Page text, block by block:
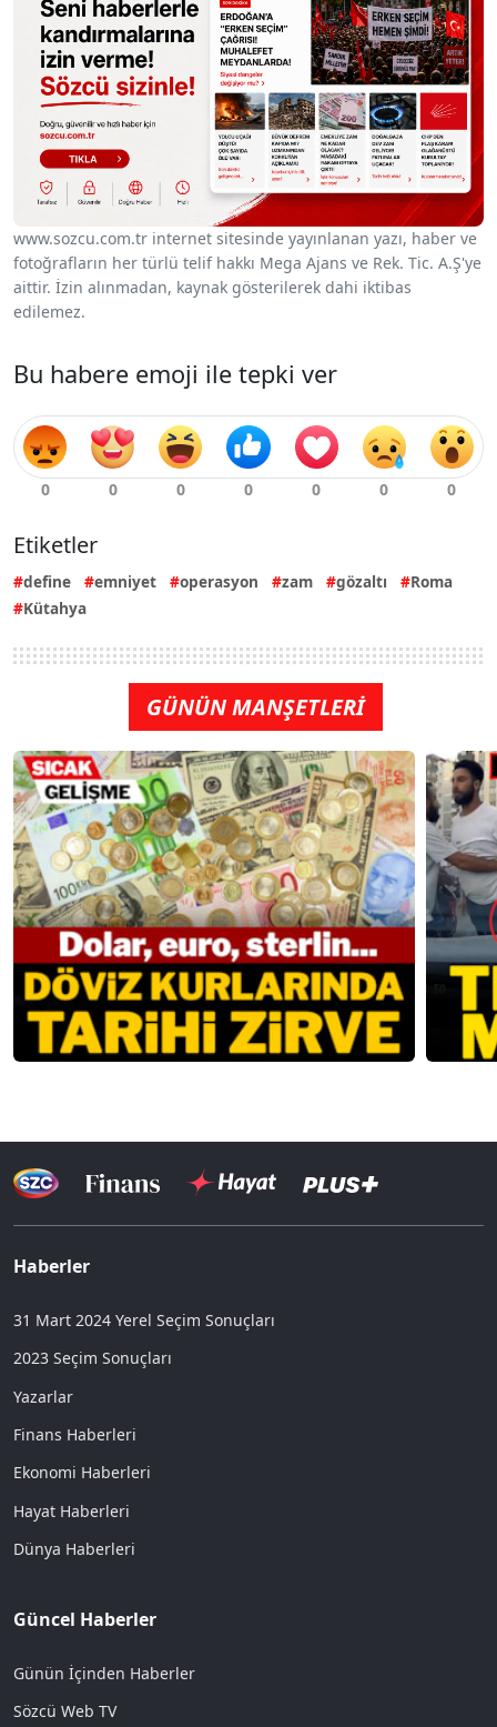
www.sozcu.com.tr internet sitesinde yayınlanan yazı, haber ve
fotoğrafların her türlü telif hakkı Mega Ajans ve Rek. Tic. A.Ş'ye
aittir. İzin alınmadan, kaynak gösterilerek dahi iktibas
edilemez.
Bu habere emoji ile tepki ver
Etiketler
define emniyet operasyon zam gözaltı
Roma
Kütahya
GÜNÜN MANŞETLERİ
Haberler
31 Mart 2024 Yerel Seçim Sonuçları
2023 Seçim Sonuçları
Yazarlar
Finans Haberleri
Ekonomi Haberleri
Hayat Haberleri
Dünya Haberleri
Güncel Haberler
Günün İçinden Haberler
Sözcü Web TV